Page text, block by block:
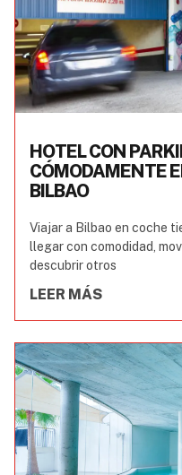
HOTEL CON
CÓMODAMENTE
BILBAO
Viajar a Bilbao en coche
llegar con comodidad,
descubrir otros
LEER MÁS